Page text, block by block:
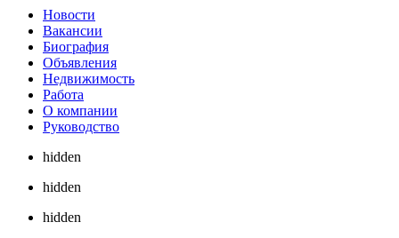
Новости
Вакансии
Биография
Объявления
Недвижимость
Работа
О компании
Руководство
hidden
hidden
hidden